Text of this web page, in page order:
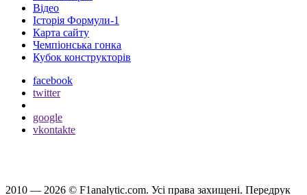
Відео
Історія Формули-1
Карта сайту
Чемпіонська гонка
Кубок конструкторів
facebook
twitter
google
vkontakte
2010 — 2026 © F1analytic.com. Усi права захищенi. Передрук